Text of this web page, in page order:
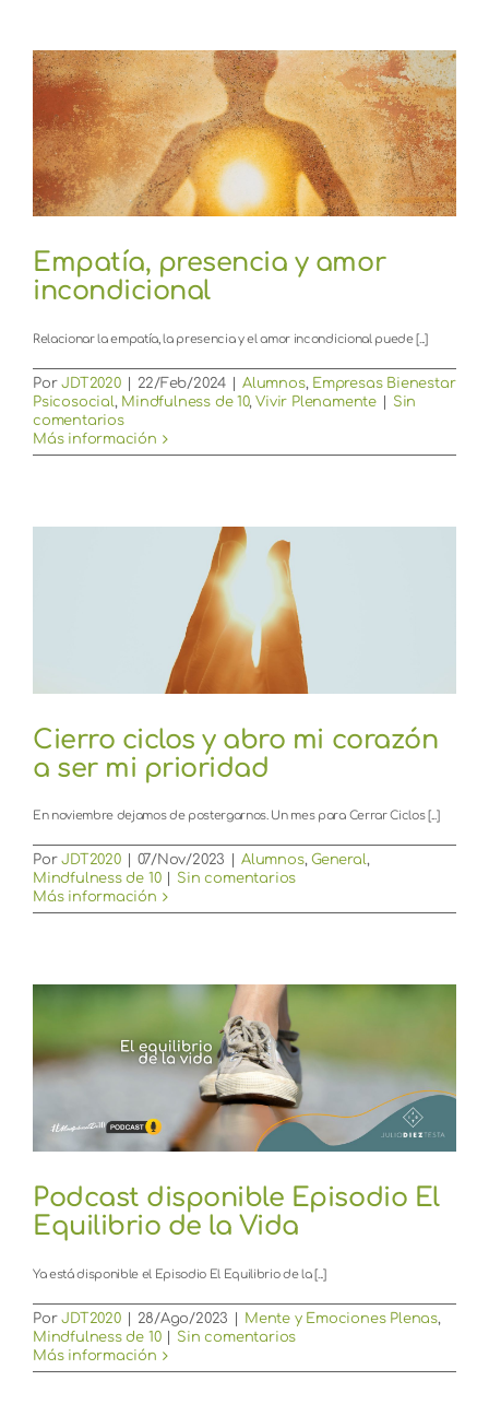
Empatía, presencia y amor
incondicional
Relacionar la empatía, la presencia y el amor incondicional puede [...]
PorJDT2020 22/Feb/2024 Alumnos, Empresas Bienestar
Psicosocial, Mindfulness de 10,Vivir Plenamente
Sin
comentarios
Más información
Cierro ciclos y abro mi corazón
a ser mi prioridad
En noviembre dejamos de postergarnos. Un mes para Cerrar Ciclos [...]
PorJDT2020 07/Nov/2023 Alumnos,General,
Mindfulness de 10
Sin comentarios
Más información
Podcast disponible Episodio El
Equilibrio de la Vida
Ya está disponible el Episodio El Equilibrio de la [...]
PorJDT2020 28/Ago/2023 Mente y Emociones Plenas,
Mindfulness de 10
Sin comentarios
Más información